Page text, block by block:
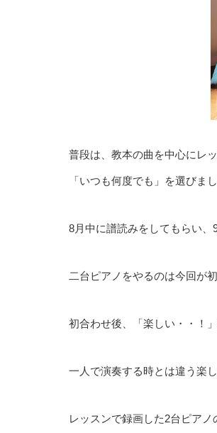
普段は、教本の曲を中心にレ
「いつも何度でも」を選びまし
8月中に譜読みをしてもらい、
二台ピアノをやるのは今回が
初合わせ後、「楽しい・・！
一人で演奏する時とは違う楽
レッスンで録画した2台ピアノ